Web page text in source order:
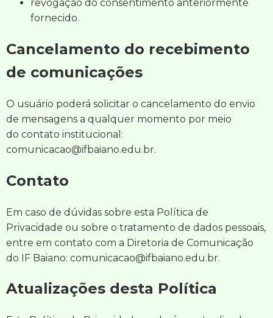
revogação do consentimento anteriormente
fornecido.
Cancelamento do recebimento
de comunicações
O usuário poderá solicitar o cancelamento do envio
de mensagens a qualquer momento por meio
do contato institucional:
comunicacao@ifbaiano.edu.br.
Contato
Em caso de dúvidas sobre esta Política de
Privacidade ou sobre o tratamento de dados pessoais,
entre em contato com a Diretoria de Comunicação
do IF Baiano: comunicacao@ifbaiano.edu.br.
Atualizações desta Política